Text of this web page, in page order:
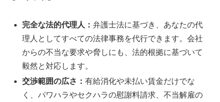
完全な法的代理人：弁護士法に基づき、あなたの代
理人としてすべての法律事務を代行できます。会社
からの不当な要求や脅しにも、法的根拠に基づいて
毅然と対応します。
交渉範囲の広さ：有給消化や未払い賃金だけでな
く、パワハラやセクハラの慰謝料請求、不当解雇の